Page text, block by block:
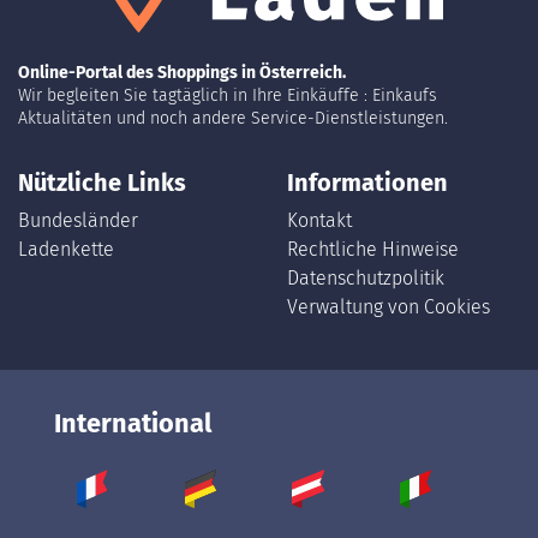
Online-Portal des Shoppings in Österreich.
Wir begleiten Sie tagtäglich in Ihre Einkäuffe : Einkaufs
Aktualitäten und noch andere Service-Dienstleistungen.
Nützliche Links
Bundesländer
Ladenkette
Informationen
Kontakt
Rechtliche Hinweise
Datenschutzpolitik
Verwaltung von Cookies
International